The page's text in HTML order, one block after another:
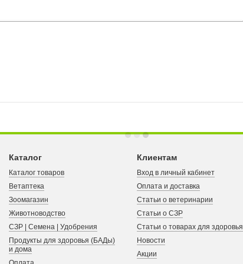
Каталог
Каталог товаров
Ветаптека
Зоомагазин
Животноводство
СЗР | Семена | Удобрения
Продукты для здоровья (БАДы)
и дома
Клиентам
Вход в личный кабинет
Оплата и доставка
Статьи о ветеринарии
Статьи о СЗР
Статьи о товарах для здоровья
Новости
Акции